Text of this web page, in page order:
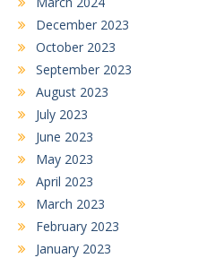
December 2023
October 2023
September 2023
August 2023
July 2023
June 2023
May 2023
April 2023
March 2023
February 2023
January 2023